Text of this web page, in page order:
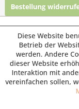
Bestellung
© Paul's Mühle |
Fax: 02361 -
Diese Website
Betrieb der
werden. Andere
dieser Website
Interaktion mit
vereinfachen sollen,